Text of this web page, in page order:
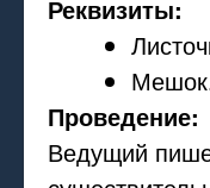
Реквизиты:
Проведение:
Ведущий